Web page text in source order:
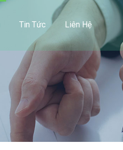
Tin Tức Liên Hệ